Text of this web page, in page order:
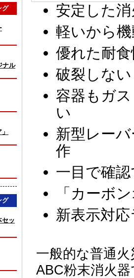
安定した
軽いから
優れた耐
破裂しない
容器もガ
い
新型レー
作
一目で確
「カーボ
新表示対
一般的な普通
ABC粉末消火
グ
ナル
グ
セッ